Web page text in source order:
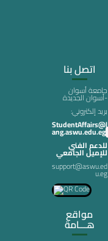
اتصل بنا
جامعة أسوان
-أسوان الجديدة
:بريد إلكتروني
StudentAffairs@l
ang.aswu.edu.eg
للدعم الفني
للإميل الجامعي
support@aswu.ed
u.eg
مواقع
هـــامة